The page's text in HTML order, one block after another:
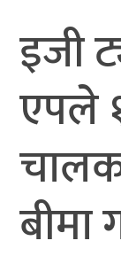
इजी
एपले
बीमा